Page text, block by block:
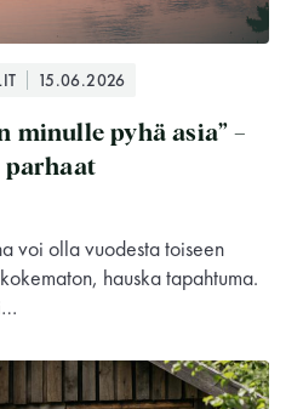
15.06.2026
minulle pyhä asia” –
parhaat
voi olla vuodesta toiseen
hauska tapahtuma.